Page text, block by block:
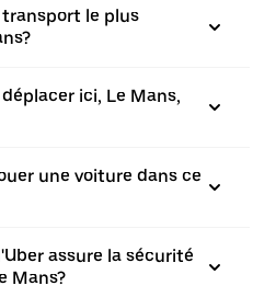
transport le plus
ici, Le Mans,
une voiture dans ce
assure la sécurité
Mans?